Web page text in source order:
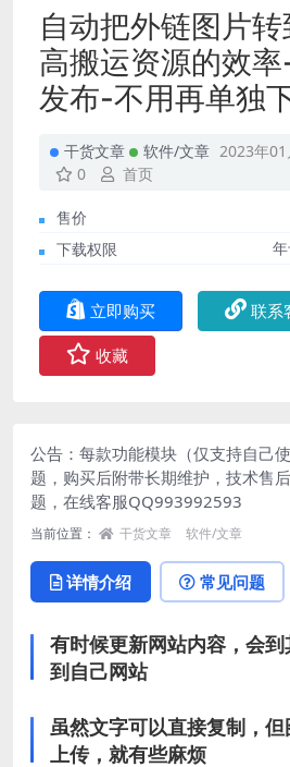
自动把外链图片
高搬运资源的效率
发布-不用再单独
干货文章 软件/文章 2023年01
0
首页
售价
下载权限
立即购买 联系
收藏
公告：每款功能模块（仅支持自己
题，购买后附带长期维护，技术售
题，在线客服QQ993992593
当前位置： 干货文章 软件/文章
详情介绍 常见问题
有时候更新网站内容，会
到自己网站
虽然文字可以直接复制，
上传，就有些麻烦